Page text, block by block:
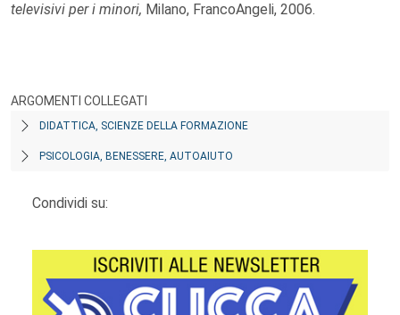
televisivi per i minori, Milano, FrancoAngeli, 2006.
ARGOMENTI COLLEGATI
DIDATTICA, SCIENZE DELLA FORMAZIONE
PSICOLOGIA, BENESSERE, AUTOAIUTO
Condividi su: